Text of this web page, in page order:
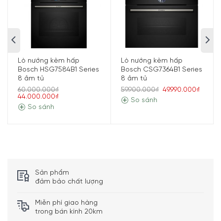
Nhiệt độ 30°C – 300°C
Số chương
22 chương trình
Điều khiển, kiểm soát và chẩn đoán lỗi từ
xa qua ứng dụng Home Connect
Trợ lý lò nướng có điều khiển bằng giọng
nói (thông qua Alexa)
nhiệt
Tích hợp menu nấu ăn tự động Bosch
Lò nướng kèm hấp
Bosch HSG7584B1 Series
8 âm tủ
60.000.000₫
44.000.000₫
So sánh
Lò nướng kèm hấp
Bosch CSG7364B1 Series
8 âm tủ
59.900.000₫ 49.990.000₫
So sánh
Sản phẩm
đảm bảo chất lượng
Miễn phí giao hàng
trong bán kính 20km